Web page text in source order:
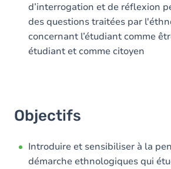
d’interrogation et de réflexion
des questions traitées par
concernant l’étudiant comme
étudiant et comme citoyen
Objectifs
Introduire et sensibiliser à la
démarche ethnologiques qui